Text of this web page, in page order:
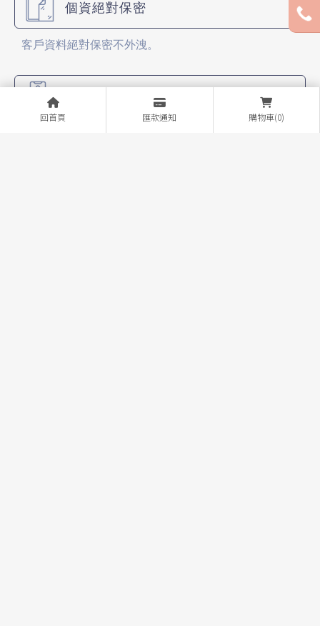
回首頁 匯款通知 購物車(0)
個資絕對保密
客戶資料絕對保密不外洩。
各大電信公司的門號業務（新辦、攜碼、續約）。